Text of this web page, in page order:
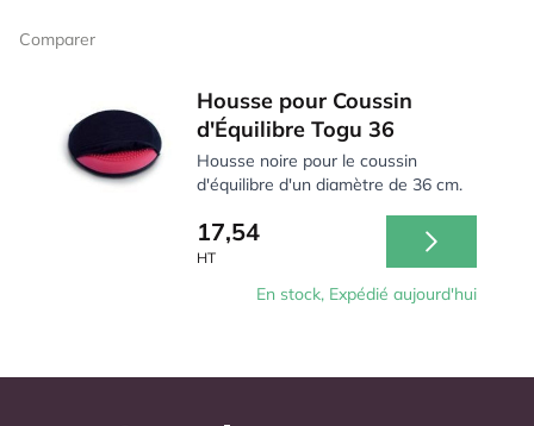
Comparer
Housse pour Coussin
d'Équilibre Togu 36
Housse noire pour le coussin
d'équilibre d'un diamètre de 36 cm.
17,54
HT
En stock, Expédié aujourd'hui